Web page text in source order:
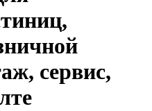
сервис,